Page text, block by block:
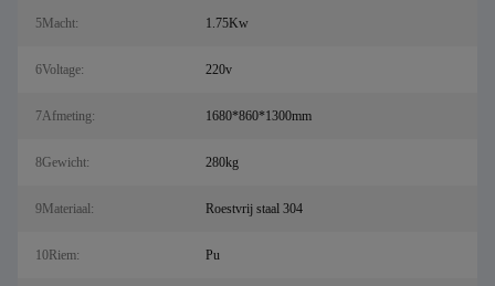
5Macht: 1.75Kw
6Voltage: 220v
7Afmeting: 1680*860*1300mm
8Gewicht: 280kg
9Materiaal: Roestvrij staal 304
10Riem: Pu